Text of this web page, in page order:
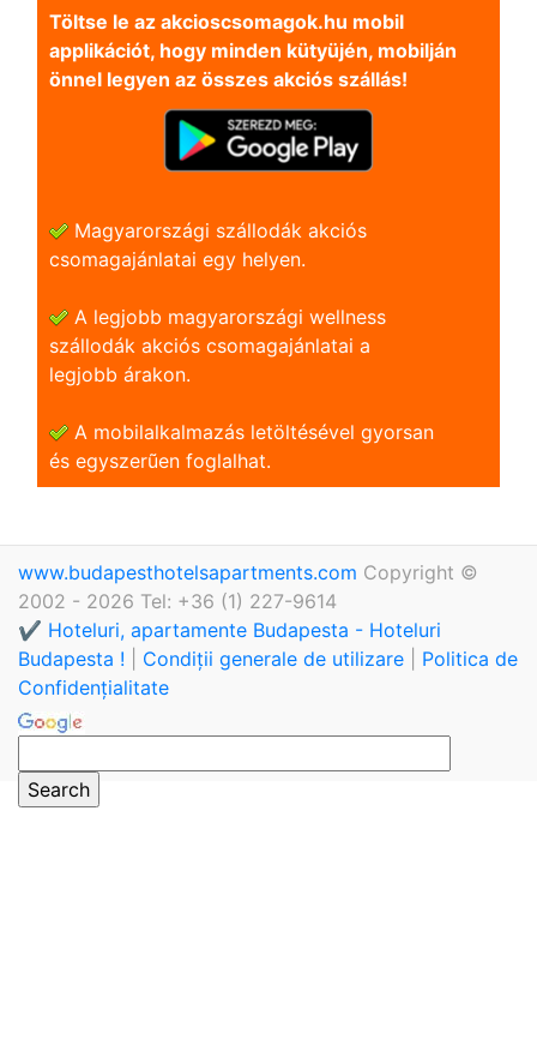
Töltse le az akcioscsomagok.hu mobil
applikációt, hogy minden kütyüjén, mobilján
önnel legyen az összes akciós szállás!
Magyarországi szállodák akciós
csomagajánlatai egy helyen.
A legjobb magyarországi wellness
szállodák akciós csomagajánlatai a
legjobb árakon.
A mobilalkalmazás letöltésével gyorsan
és egyszerũen foglalhat.
www.budapesthotelsapartments.com Copyright ©
2002 - 2026 Tel: +36 (1) 227-9614
✔️ Hoteluri, apartamente Budapesta - Hoteluri
Budapesta !
Condiții generale de utilizare
Politica de
Confidențialitate